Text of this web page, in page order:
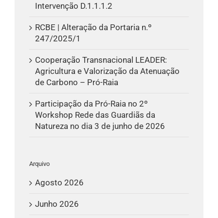
Intervenção D.1.1.1.2
RCBE | Alteração da Portaria n.º
247/2025/1
Cooperação Transnacional LEADER:
Agricultura e Valorização da Atenuação
de Carbono – Pró-Raia
Participação da Pró-Raia no 2º
Workshop Rede das Guardiãs da
Natureza no dia 3 de junho de 2026
Arquivo
Agosto 2026
Junho 2026